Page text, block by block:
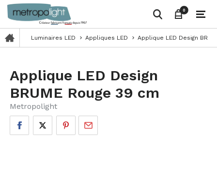
0
0
Luminaires LED keyboard_arrow_right Appliques LED keyboard_arrow_right Applique LED Design
Applique LED Design
BRUME Rouge 39 cm
Metropolight